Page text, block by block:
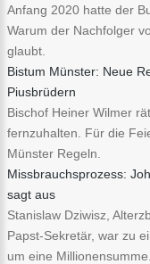
Anfang 2020 hatte der
Warum der Nachfolger
glaubt.
Bistum Münster: Neue
Piusbrüdern
Bischof Heiner Wilmer
fernzuhalten. Für die
Münster Regeln.
Missbrauchsprozess:
sagt aus
Stanislaw Dziwisz,
Papst-Sekretär, war zu
um eine Millionensumme.